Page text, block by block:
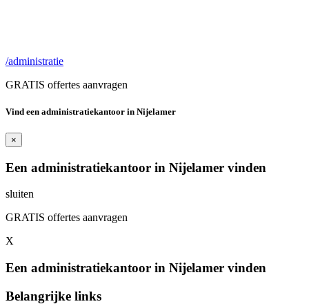
/administratie
GRATIS offertes aanvragen
Vind een administratiekantoor in Nijelamer
×
Een administratiekantoor in Nijelamer vinden
sluiten
GRATIS offertes aanvragen
X
Een administratiekantoor in Nijelamer vinden
Belangrijke links